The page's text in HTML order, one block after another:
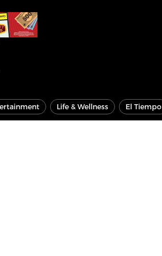
Life & Wellness El Tiempo